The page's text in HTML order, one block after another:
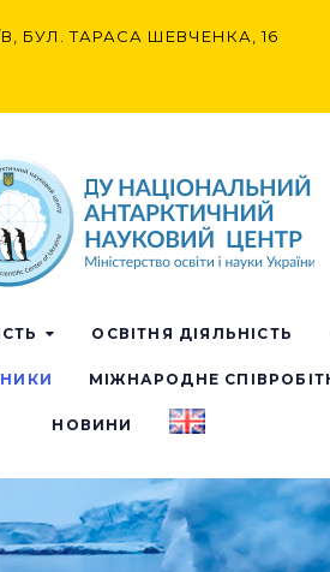
БУЛ. ТАРАСА ШЕВЧЕНКА, 16
ОСВІТНЯ ДІЯЛЬНІСТЬ
МІЖНАРОДНЕ
НОВИНИ